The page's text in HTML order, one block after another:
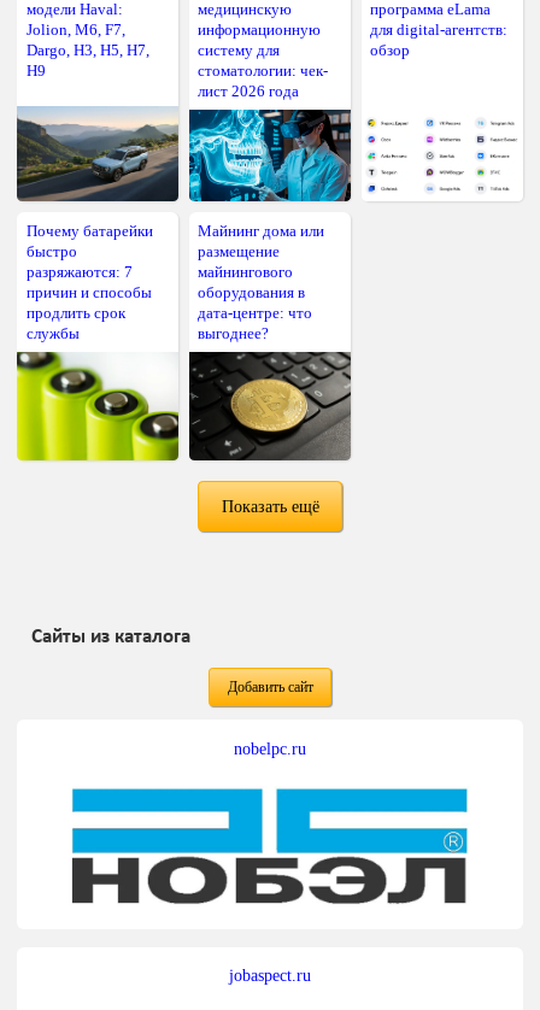
модели Haval:
Jolion, M6, F7,
Dargo, H3, H5, H7,
H9
медицинскую
информационную
систему для
стоматологии: чек-
лист 2026 года
программа eLama
для digital-агентств:
обзор
Почему батарейки
быстро
разряжаются: 7
причин и способы
продлить срок
службы
Майнинг дома или
размещение
майнингового
оборудования в
дата-центре: что
выгоднее?
Показать ещё
Сайты из каталога
Добавить сайт
nobelpc.ru
jobaspect.ru